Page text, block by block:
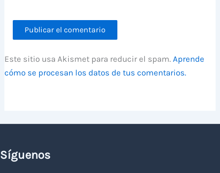
Este sitio usa Akismet para reducir el spam.Aprende
cómo se procesan los datos de tus comentarios.
Síguenos